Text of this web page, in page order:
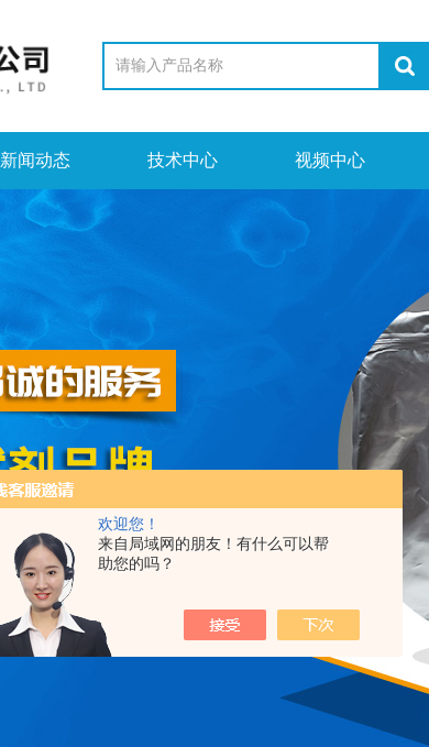
欢迎您！
来自局域网的朋友！有什么可以帮
助您的吗？
新闻动态 技术中心 视频中心